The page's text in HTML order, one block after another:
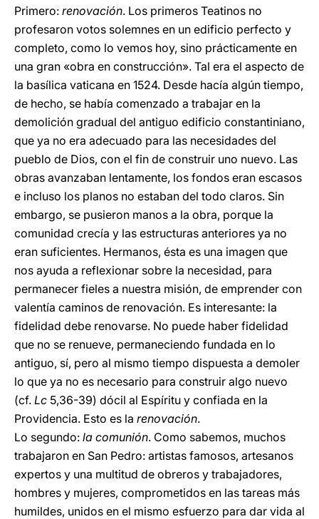
Primero: renovación. Los primeros Teatinos no
profesaron votos solemnes en un edificio perfecto y
completo, como lo vemos hoy, sino prácticamente en
una gran «obra en construcción». Tal era el aspecto de
la basílica vaticana en 1524. Desde hacía algún tiempo,
de hecho, se había comenzado a trabajar en la
demolición gradual del antiguo edificio constantiniano,
que ya no era adecuado para las necesidades del
pueblo de Dios, con el fin de construir uno nuevo. Las
obras avanzaban lentamente, los fondos eran escasos
e incluso los planos no estaban del todo claros. Sin
embargo, se pusieron manos a la obra, porque la
comunidad crecía y las estructuras anteriores ya no
eran suficientes. Hermanos, ésta es una imagen que
nos ayuda a reflexionar sobre la necesidad, para
permanecer fieles a nuestra misión, de emprender con
valentía caminos de renovación. Es interesante: la
fidelidad debe renovarse. No puede haber fidelidad
que no se renueve, permaneciendo fundada en lo
antiguo, sí, pero al mismo tiempo dispuesta a demoler
lo que ya no es necesario para construir algo nuevo
(cf. Lc 5,36-39) dócil al Espíritu y confiada en la
Providencia. Esto es la renovación.
Lo segundo: la comunión. Como sabemos, muchos
trabajaron en San Pedro: artistas famosos, artesanos
expertos y una multitud de obreros y trabajadores,
hombres y mujeres, comprometidos en las tareas más
humildes, unidos en el mismo esfuerzo para dar vida al